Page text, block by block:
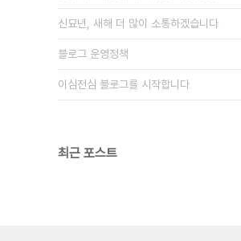
신묘년, 새해 더 많이 소통하겠습니다
블로그 운영정책
이심전심 블로그를 시작합니다
최근 포스트